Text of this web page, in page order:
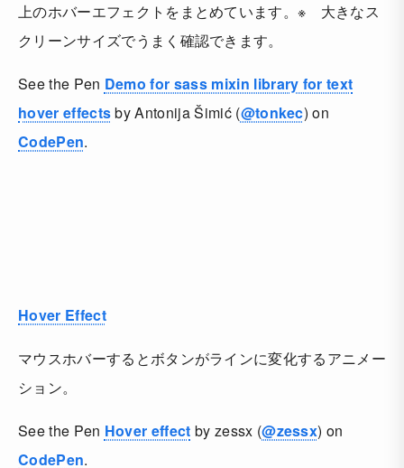
上のホバーエフェクトをまとめています。※ 大きなス
クリーンサイズでうまく確認できます。
See the Pen Demo for sass mixin library for text
hover effectsby Antonija Šimić (@tonkec) on
CodePen.
Hover Effect
マウスホバーするとボタンがラインに変化するアニメー
ション。
See the Pen Hover effect by zessx (@zessx) on
CodePen.